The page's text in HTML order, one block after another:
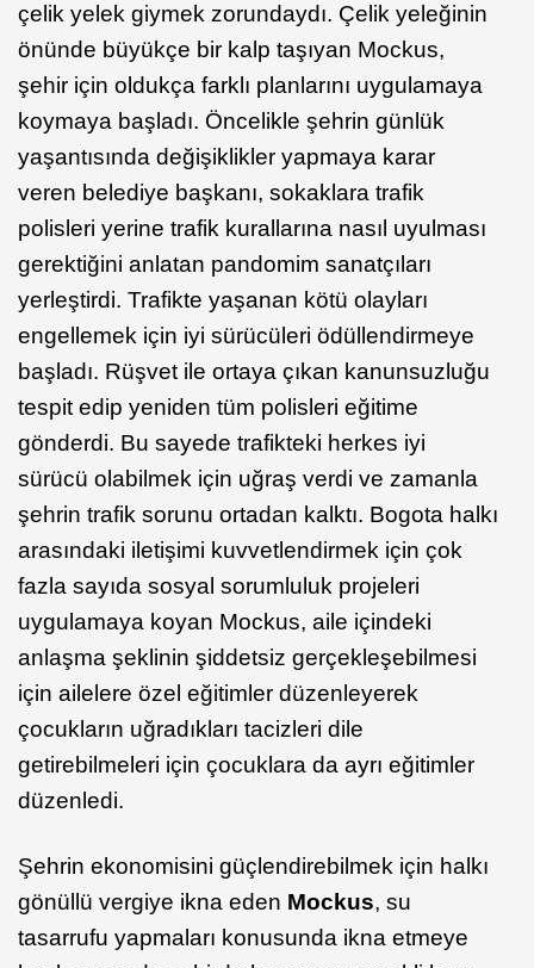
çelik yelek giymek zorundaydı. Çelik yeleğinin
önünde büyükçe bir kalp taşıyan Mockus,
şehir için oldukça farklı planlarını uygulamaya
koymaya başladı. Öncelikle şehrin günlük
yaşantısında değişiklikler yapmaya karar
veren belediye başkanı, sokaklara trafik
polisleri yerine trafik kurallarına nasıl uyulması
gerektiğini anlatan pandomim sanatçıları
yerleştirdi. Trafikte yaşanan kötü olayları
engellemek için iyi sürücüleri ödüllendirmeye
başladı. Rüşvet ile ortaya çıkan kanunsuzluğu
tespit edip yeniden tüm polisleri eğitime
gönderdi. Bu sayede trafikteki herkes iyi
sürücü olabilmek için uğraş verdi ve zamanla
şehrin trafik sorunu ortadan kalktı. Bogota halkı
arasındaki iletişimi kuvvetlendirmek için çok
fazla sayıda sosyal sorumluluk projeleri
uygulamaya koyan Mockus, aile içindeki
anlaşma şeklinin şiddetsiz gerçekleşebilmesi
için ailelere özel eğitimler düzenleyerek
çocukların uğradıkları tacizleri dile
getirebilmeleri için çocuklara da ayrı eğitimler
düzenledi.
Şehrin ekonomisini güçlendirebilmek için halkı
gönüllü vergiye ikna eden Mockus, su
tasarrufu yapmaları konusunda ikna etmeye